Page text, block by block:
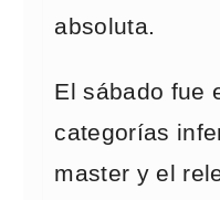
absoluta.
El sábado fue
categorías
master y el